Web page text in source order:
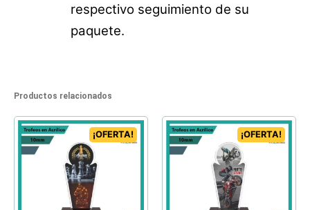
respectivo seguimiento de su
paquete.
Productos relacionados
¡OFERTA! ¡OFERTA!